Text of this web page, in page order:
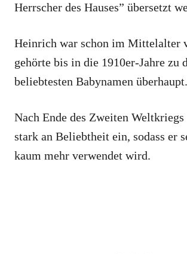
Herrscher des Hauses” übersetzt
Heinrich war schon im Mittelalter
gehörte bis in die 1910er-Jahre zu
beliebtesten Babynamen überhaupt.
Nach Ende des Zweiten Weltkriegs
stark an Beliebtheit ein, sodass er
kaum mehr verwendet wird.